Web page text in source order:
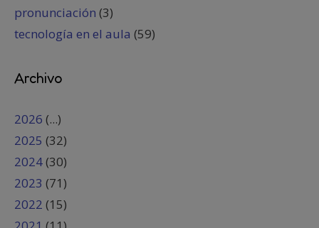
pronunciación (3)
tecnología en el aula (59)
Archivo
2026 (...)
2025 (32)
2024(30)
2023 (71)
2022 (15)